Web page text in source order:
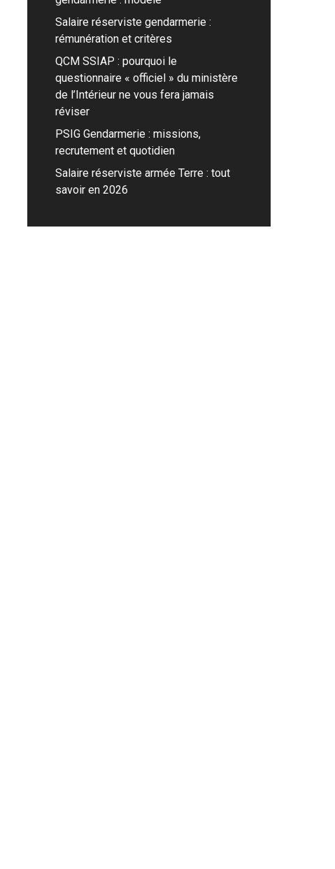
Salaire réserviste gendarmerie :
rémunération et critères
QCM SSIAP : pourquoi le
questionnaire « officiel » du ministère
de l’Intérieur ne vous fera jamais
réviser
PSIG Gendarmerie : missions,
recrutement et quotidien
Salaire réserviste armée Terre : tout
savoir en 2026